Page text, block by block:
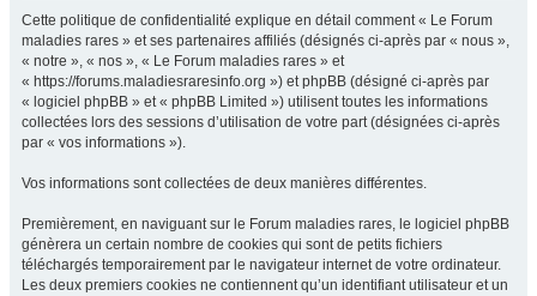
Cette politique de confidentialité explique en détail comment « Le Forum
maladies rares » et ses partenaires affiliés (désignés ci-après par « nous »,
« notre », « nos », « Le Forum maladies rares » et
« https://forums.maladiesraresinfo.org ») et phpBB (désigné ci-après par
« logiciel phpBB » et « phpBB Limited ») utilisent toutes les informations
collectées lors des sessions d’utilisation de votre part (désignées ci-après
par « vos informations »).
Vos informations sont collectées de deux manières différentes.
Premièrement, en naviguant sur le Forum maladies rares, le logiciel phpBB
génèrera un certain nombre de cookies qui sont de petits fichiers
téléchargés temporairement par le navigateur internet de votre ordinateur.
Les deux premiers cookies ne contiennent qu’un identifiant utilisateur et un